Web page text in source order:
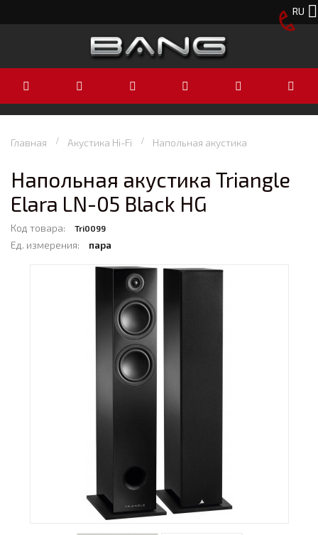
RU
Главная Акустика Hi-Fi Напольная акустика
Напольная акустика Triangle
Elara LN-05 Black HG
Код товара: Tri0099
Ед. измерения: пара